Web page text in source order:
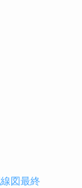
図最終